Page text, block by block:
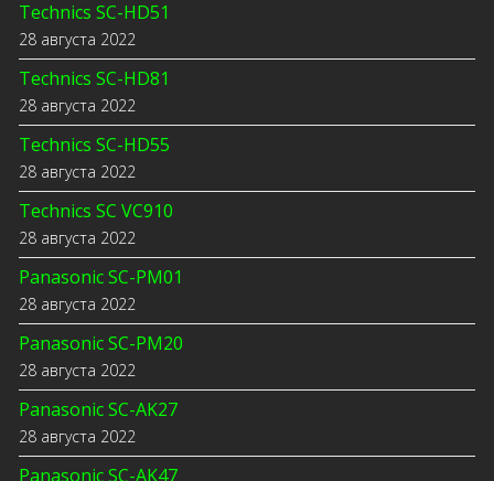
Technics SC-HD51
28 августа 2022
Technics SC-HD81
28 августа 2022
Technics SC-HD55
28 августа 2022
Technics SC VC910
28 августа 2022
Panasonic SC-PM01
28 августа 2022
Panasonic SC-PM20
28 августа 2022
Panasonic SC-AK27
28 августа 2022
Panasonic SC-AK47